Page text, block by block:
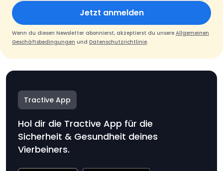
Jetzt anmelden
Wenn du diesen Newsletter abonnierst, akzeptierst du unsere Allgemeinen
Geschäftsbedingungen und Datenschutzrichtlinie.
Tractive App
Hol dir die Tractive App für die
Sicherheit & Gesundheit deines
Vierbeiners.